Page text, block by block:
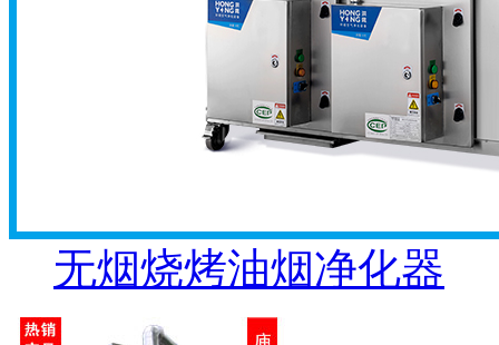
无烟烧烤油烟净化器